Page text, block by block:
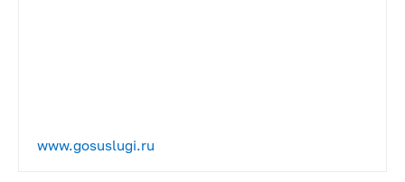
www.gosuslugi.ru